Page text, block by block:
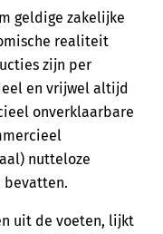
geldige zakelijke
realiteit
zijn per
en vrijwel altijd
onverklaarbare
nutteloze
bevatten.
uit de voeten, lijkt